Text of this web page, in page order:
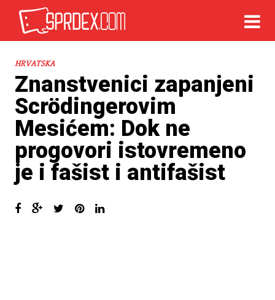
HRVATSKA
Znanstvenici zapanjeni
Scrödingerovim
Mesićem: Dok ne
progovori istovremeno
je i fašist i antifašist